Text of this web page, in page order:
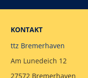
KONTAKT
ttz Bremerhaven
Am Lunedeich 12
27572 Bremerhaven